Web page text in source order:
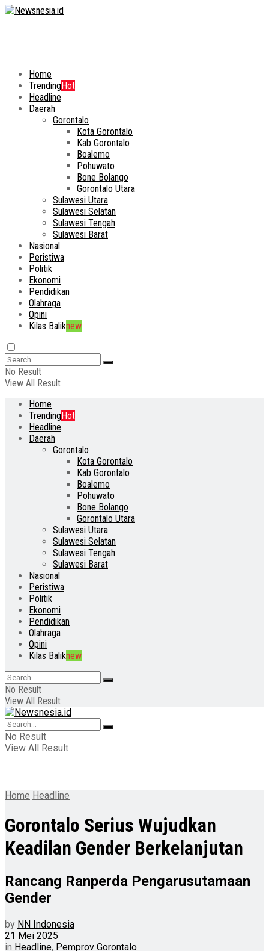
Home
TrendingHot
Headline
Daerah
Gorontalo
Kota Gorontalo
Kab Gorontalo
Boalemo
Pohuwato
Bone Bolango
Gorontalo Utara
Sulawesi Utara
Sulawesi Selatan
Sulawesi Tengah
Sulawesi Barat
Nasional
Peristiwa
Politik
Ekonomi
Pendidikan
Olahraga
Opini
Kilas Baliknew
No Result
View All Result
Home
TrendingHot
Headline
Daerah
Gorontalo
Kota Gorontalo
Kab Gorontalo
Boalemo
Pohuwato
Bone Bolango
Gorontalo Utara
Sulawesi Utara
Sulawesi Selatan
Sulawesi Tengah
Sulawesi Barat
Nasional
Peristiwa
Politik
Ekonomi
Pendidikan
Olahraga
Opini
Kilas Baliknew
No Result
View All Result
No Result
View All Result
Home Headline
Gorontalo Serius Wujudkan
Keadilan Gender Berkelanjutan
Rancang Ranperda Pengarusutamaan
Gender
by NN Indonesia
21 Mei 2025
in Headline, Pemprov Gorontalo